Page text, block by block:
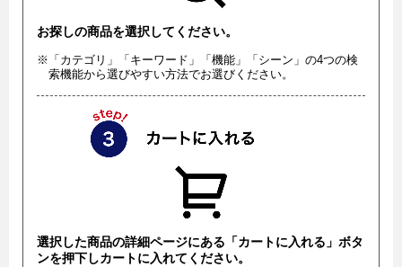
お探しの商品を選択してください。
※「カテゴリ」「キーワード」「機能」「シーン」の4つの検
索機能から選びやすい方法でお選びください。
選択した商品の詳細ページにある「カートに入れる」ボタ
ンを押下しカートに入れてください。